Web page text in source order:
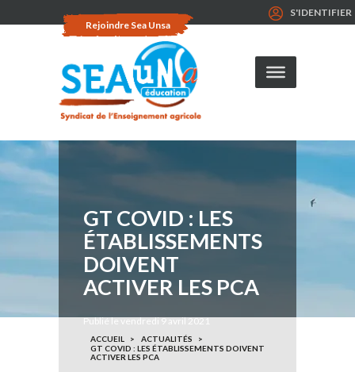
Rejoindre Sea Unsa
S'IDENTIFIER
GT COVID : LES
ÉTABLISSEMENTS
DOIVENT
ACTIVER LES PCA
Publié le vendredi 9 avril 2021
ACCUEIL
ACTUALITÉS
GT COVID : LES ÉTABLISSEMENTS DOIVENT
ACTIVER LES PCA